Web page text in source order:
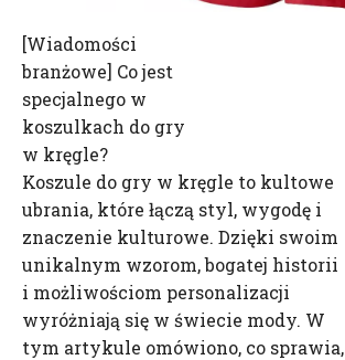
[Wiadomości
branżowe] Co jest
specjalnego w
koszulkach do gry
w kręgle?
Koszule do gry w kręgle to kultowe
ubrania, które łączą styl, wygodę i
znaczenie kulturowe. Dzięki swoim
unikalnym wzorom, bogatej historii
i możliwościom personalizacji
wyróżniają się w świecie mody. W
tym artykule omówiono, co sprawia,